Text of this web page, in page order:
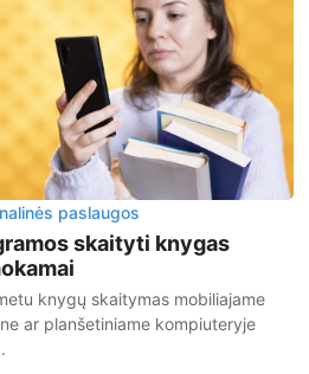
paslaugos
skaityti knygas
knygų skaitymas mobiliajame
ar planšetiniame kompiuteryje